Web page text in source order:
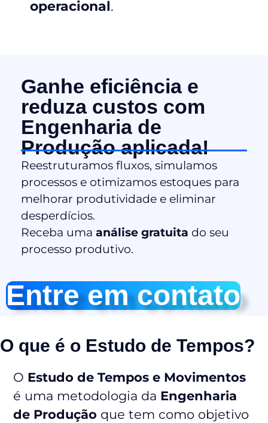
operacional.
Ganhe eficiência e
reduza custos com
Engenharia de
Produção aplicada!
Reestruturamos fluxos, simulamos
processos e otimizamos estoques para
melhorar produtividade e eliminar
desperdícios.
Receba uma análise gratuita do seu
processo produtivo.
Entre em contato
O que é o Estudo de Tempos?
O Estudo de Tempos e Movimentos
é uma metodologia da Engenharia
de Produção que tem como objetivo